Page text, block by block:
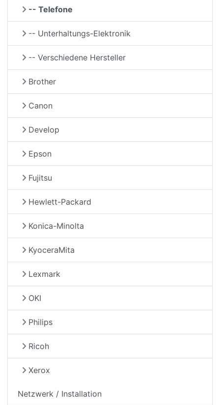
-- Telefone
-- Unterhaltungs-Elektronik
-- Verschiedene Hersteller
Brother
Canon
Develop
Epson
Fujitsu
Hewlett-Packard
Konica-Minolta
KyoceraMita
Lexmark
OKI
Philips
Ricoh
Xerox
Netzwerk / Installation